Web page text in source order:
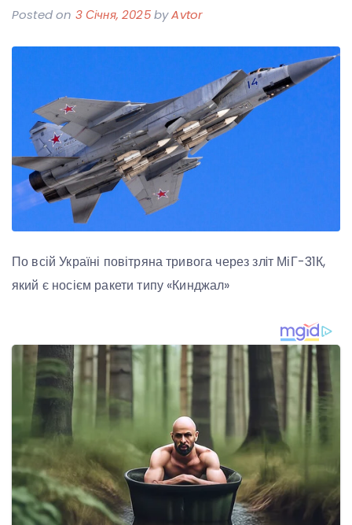
Posted on 3 Січня, 2025byAvtor
По всій Україні повітряна тривога через злiт МіГ-31К,
який є носієм ракети типу «Кинджал»